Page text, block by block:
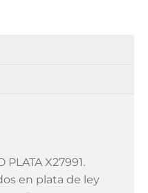
PLATA X27991.
en plata de ley